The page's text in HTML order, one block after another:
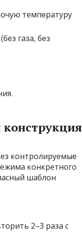
температуру
газа, без
конструкция
контролируемые
конкретного
шаблон
2–3 раза с